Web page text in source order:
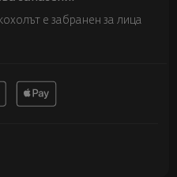
е забранен за лица